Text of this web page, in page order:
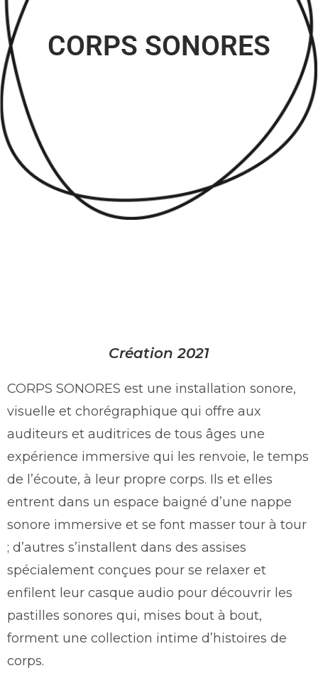
CORPS SONORES
Création 2021
CORPS SONORES est une installation sonore,
visuelle et chorégraphique qui offre aux
auditeurs et auditrices de tous âges une
expérience immersive qui les renvoie, le temps
de l’écoute, à leur propre corps. Ils et elles
entrent dans un espace baigné d’une nappe
sonore immersive et se font masser tour à tour
; d’autres s’installent dans des assises
spécialement conçues pour se relaxer et
enfilent leur casque audio pour découvrir les
pastilles sonores qui, mises bout à bout,
forment une collection intime d’histoires de
corps.